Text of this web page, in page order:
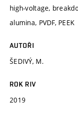
high-voltage,
alumina, PVDF, PEEK
AUTOŘI
ŠEDIVÝ, M.
ROK RIV
2019